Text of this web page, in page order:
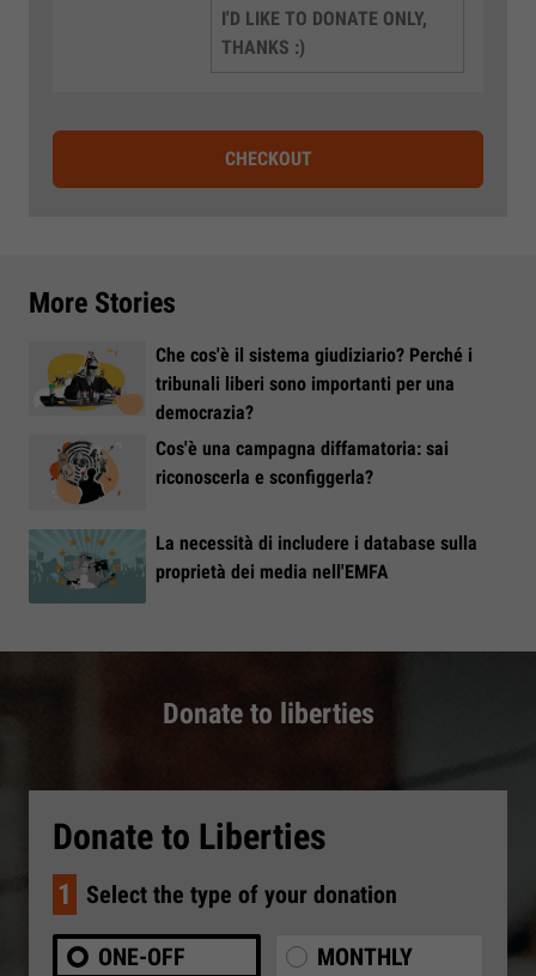
I'D LIKE TO DONATE ONLY,
THANKS :)
CHECKOUT
More Stories
Che cos'è il sistema giudiziario? Perché i
tribunali liberi sono importanti per una
democrazia?
Cos'è una campagna diffamatoria: sai
riconoscerla e sconfiggerla?
La necessità di includere i database sulla
proprietà dei media nell'EMFA
Donate to liberties
Donate to Liberties
1 Select the type of your donation
ONE-OFF MONTHLY